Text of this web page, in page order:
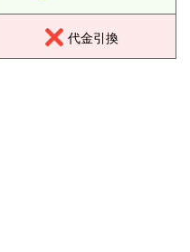
代金引換